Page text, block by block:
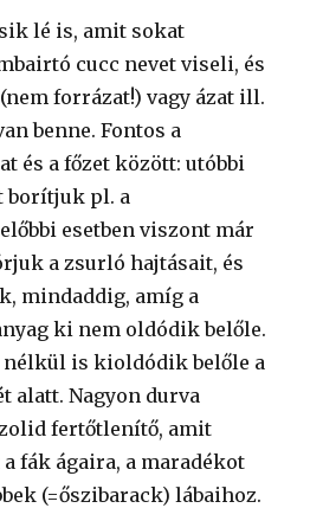
lé is, amit sokat
cucc nevet viseli, és
forrázat!) vagy ázat ill.
benne. Fontos a
és a főzet között: utóbbi
borítjuk pl. a
esetben viszont már
a zsurló hajtásait, és
mindaddig, amíg a
ki nem oldódik belőle.
nélkül is kioldódik belőle a
alatt. Nagyon durva
fertőtlenítő, amit
fák ágaira, a maradékot
(=őszibarack) lábaihoz.